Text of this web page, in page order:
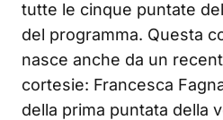
tutte le cinque puntate
del programma. Questa
nasce anche da un
cortesie: Francesca
della prima puntata della